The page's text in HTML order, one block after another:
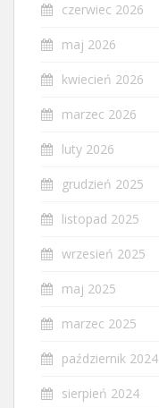
czerwiec 2026
maj 2026
kwiecień 2026
marzec 2026
luty 2026
grudzień 2025
listopad 2025
wrzesień 2025
maj 2025
marzec 2025
październik 2024
sierpień 2024